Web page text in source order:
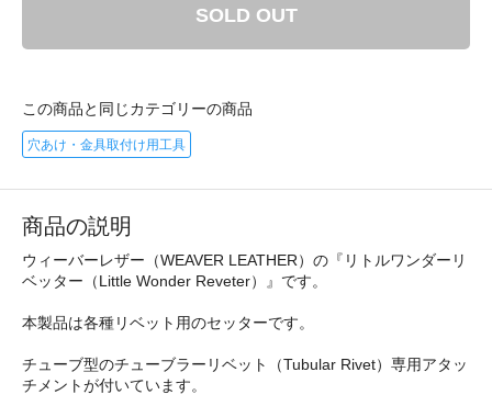
SOLD OUT
この商品と同じカテゴリーの商品
穴あけ・金具取付け用工具
商品の説明
ウィーバーレザー（WEAVER LEATHER）の『リトルワンダーリ
ベッター（Little Wonder Reveter）』です。
本製品は各種リベット用のセッターです。
チューブ型のチューブラーリベット（Tubular Rivet）専用アタッ
チメントが付いています。